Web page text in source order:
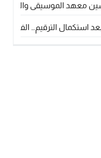
الموسيقى والفنون
استكمال الترقيم…